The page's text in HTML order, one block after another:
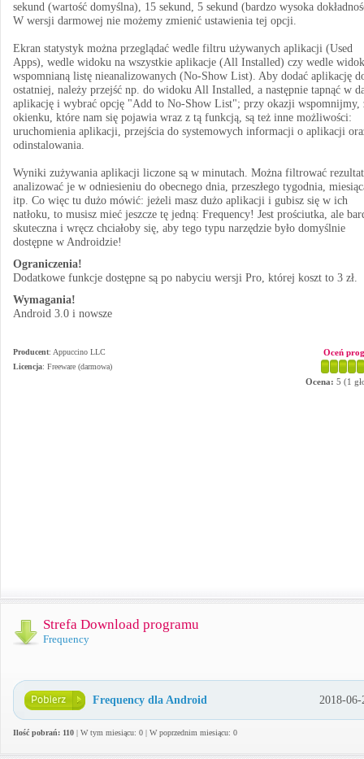
sekund (wartość domyślna), 15 sekund, 5 sekund (bardzo wysoka
W wersji darmowej nie możemy zmienić ustawienia tej opcji.
Ekran statystyk można przeglądać wedle filtru używanych aplikacji (Used
Apps), wedle widoku na wszystkie aplikacje (All Installed) czy wedle
wspomnianą listę nieanalizowanych (No-Show List). Aby dodać aplikację
ostatniej, należy przejść np. do widoku All Installed, a następnie tapnąć w
aplikację i wybrać opcję "Add to No-Show List"; przy okazji wspomnijmy,
okienku, które nam się pojawia wraz z tą funkcją, są też inne możliwości:
uruchomienia aplikacji, przejścia do systemowych informacji o aplikacji
odinstalowania.
Wyniki zużywania aplikacji liczone są w minutach. Można filtrować
analizować je w odniesieniu do obecnego dnia, przeszłego tygodnia,
itp. Co więc tu dużo mówić: jeżeli masz dużo aplikacji i gubisz się w ich
natłoku, to musisz mieć jeszcze tę jedną: Frequency! Jest prościutka, ale
skuteczna i wręcz chciałoby się, aby tego typu narzędzie było domyślnie
dostępne w Androidzie!
Ograniczenia!
Dodatkowe funkcje dostępne są po nabyciu wersji Pro, której koszt to 3 zł.
Wymagania!
Android 3.0 i nowsze
Producent: Appuccino LLC
Licencja: Freeware (darmowa)
Oceń
Ocena: 5 (1
Strefa Download programu
Frequency
Frequency dla Android 2018-06-
Ilość pobrań: 110 | W tym miesiącu: 0 | W poprzednim miesiącu: 0